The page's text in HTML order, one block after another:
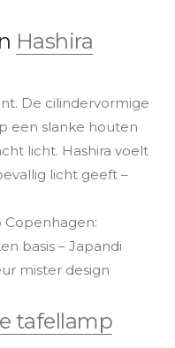
Hashira
De cilindervormige
een slanke houten
licht. Hashira voelt
licht geeft –
tafellamp